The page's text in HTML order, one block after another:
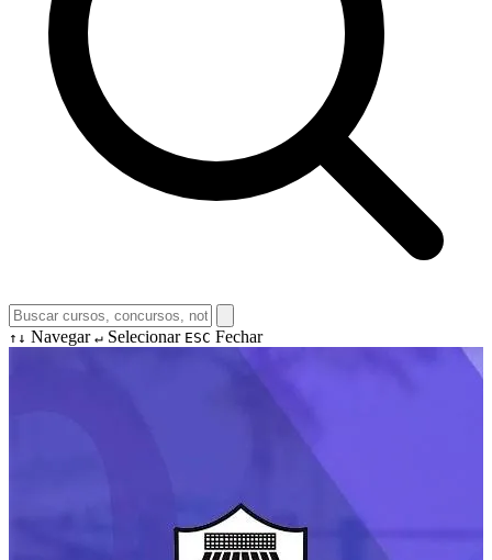
↑↓ Navegar ↵ Selecionar ESC Fechar